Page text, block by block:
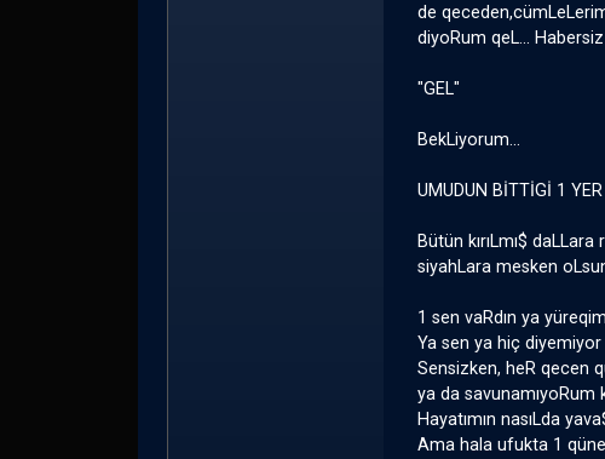
de
diyoRum qeL...
"GEL"
BekLiyorum...
UMUDUN BİTTİGİ 1
Bütün kırıLmı$
siyahLara mesken
1 sen vaRdın ya
Ya sen ya hiç diyemiyor
Sensizken, heR qecen
ya da savunamıyoRum
Hayatımın nasıLda
Ama hala ufukta 1